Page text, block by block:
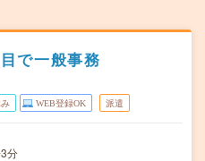
で一般事務
WEB登録OK 派遣
分